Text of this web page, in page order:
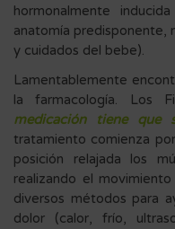
hormonalmente
anatomía predisponente,
y cuidados del bebe).
Lamentablemente
la farmacología. Los
medicación tiene que
tratamiento comienza
posición relajada los
realizando el
diversos métodos para
dolor (calor, frío,